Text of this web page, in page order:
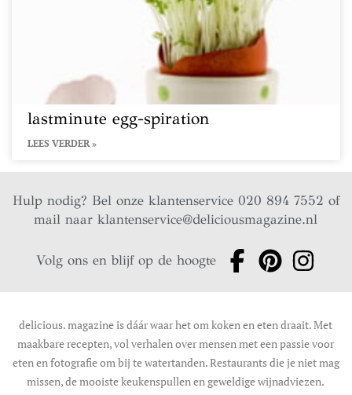
lastminute egg-spiration
LEES VERDER »
Hulp nodig? Bel onze klantenservice 020 894 7552 of
mail naarklantenservice@deliciousmagazine.nl
Volg ons en blijf op de hoogte
delicious. magazine is dáár waar het om koken en eten draait. Met
maakbare recepten, vol verhalen over mensen met een passie voor
eten en fotografie om bij te watertanden. Restaurants die je niet mag
missen, de mooiste keukenspullen en geweldige wijnadviezen.